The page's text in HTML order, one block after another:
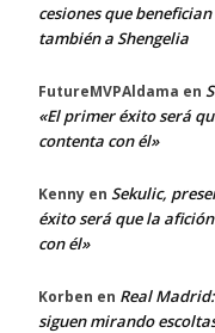
cesiones que
también a Shengelia
FutureMVPAldama en
«El primer éxito será
contenta con él»
Kenny en Sekulic,
éxito será que la
con él»
Korben en Real
siguen mirando